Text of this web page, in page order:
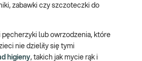
zabawki czy szczoteczki do
pęcherzyki lub owrzodzenia, które
nie dzieliły się tymi
higieny, takich jak mycie rąk i